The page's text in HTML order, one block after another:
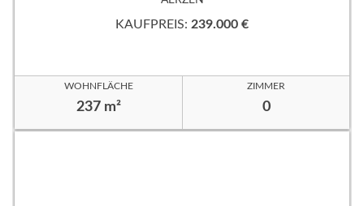
KAUFPREIS: 239.000 €
WOHNFLÄCHE
237 m²
ZIMMER
0